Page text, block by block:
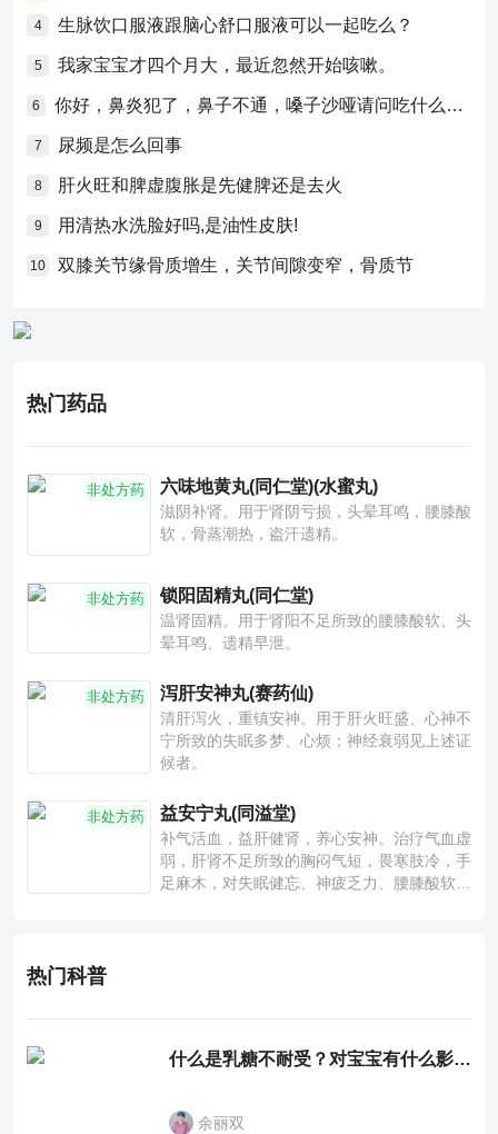
4 生脉饮口服液跟脑心舒口服液可以一起吃么？
5 我家宝宝才四个月大，最近忽然开始咳嗽。
6 你好，鼻炎犯了，鼻子不通，嗓子沙哑请问吃什么药比较好？
7 尿频是怎么回事
8 肝火旺和脾虚腹胀是先健脾还是去火
9 用清热水洗脸好吗,是油性皮肤!
10 双膝关节缘骨质增生，关节间隙变窄，骨质节
热门药品
非处方药 六味地黄丸(同仁堂)(水蜜丸)
滋阴补肾。用于肾阴亏损，头晕耳鸣，腰膝酸
软，骨蒸潮热，盗汗遗精。
非处方药 锁阳固精丸(同仁堂)
温肾固精。用于肾阳不足所致的腰膝酸软、头
晕耳鸣、遗精早泄。
非处方药 泻肝安神丸(赛药仙)
清肝泻火，重镇安神。用于肝火旺盛、心神不
宁所致的失眠多梦、心烦；神经衰弱见上述证
候者。
非处方药 益安宁丸(同溢堂)
补气活血，益肝健肾，养心安神。治疗气血虚
弱，肝肾不足所致的胸闷气短，畏寒肢冷，手
足麻木，对失眠健忘、神疲乏力、腰膝酸软也
热门科普
什么是乳糖不耐受？对宝宝有什么影响？
余丽双